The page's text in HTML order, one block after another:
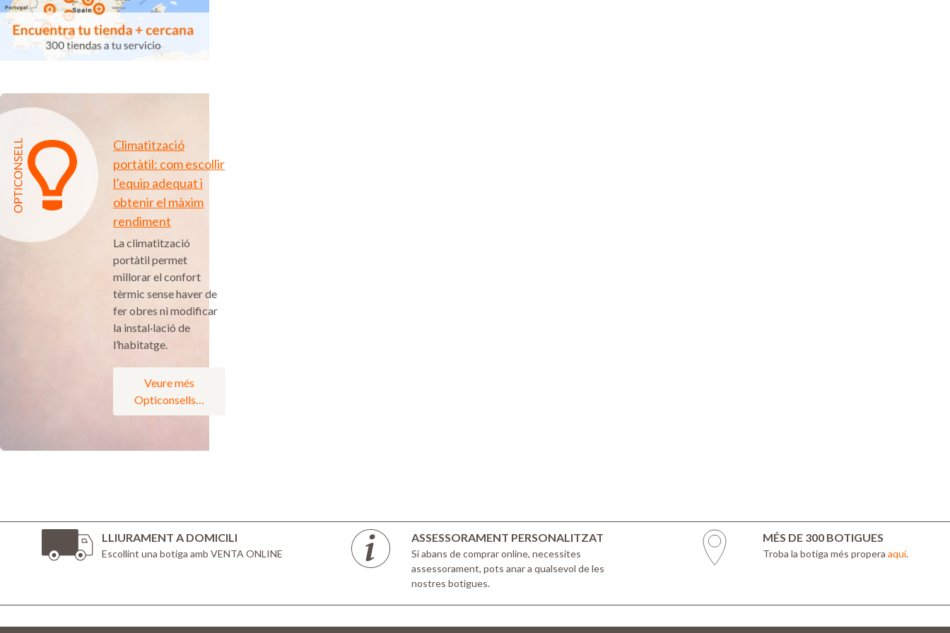
Climatització
portàtil: com escollir
l’equip adequat i
obtenir el màxim
rendiment
La climatització
portàtil permet
millorar el confort
tèrmic sense haver de
fer obres ni modificar
la instal·lació de
l’habitatge.
Veure més
Opticonsells…
LLIURAMENT A DOMICILI
Escollint una botiga amb VENTA ONLINE
ASSESSORAMENT PERSONALITZAT
Si abans de comprar online, necessites
assessorament, pots anar a qualsevol de les
nostres botigues.
MÉS DE 300 BOTIGUES
Troba la botiga més properaaquí.